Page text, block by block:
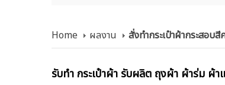
Home ผลงาน สั่งทำกระเป๋าผ้ากระสอ
รับทำ กระเป๋าผ้า รับผลิต ถุงผ้า ผ้าร่ม ผ้า